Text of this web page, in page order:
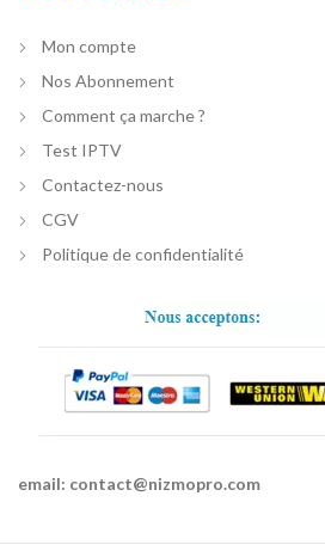
Mon compte
Nos Abonnement
Comment ça marche ?
Test IPTV
Contactez-nous
CGV
Politique de confidentialité
email: contact@nizmopro.com